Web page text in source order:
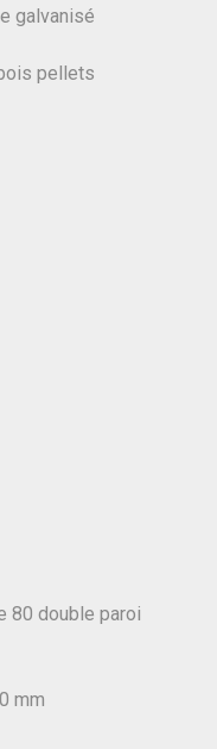
galvanisé
pellets
80 double paroi
mm